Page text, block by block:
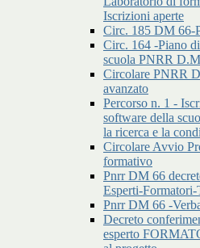
Iscrizioni aperte
Circ. 185 DM 66-
Circ. 164 -Piano
scuola PNRR
Circolare PNRR
avanzato
Percorso n. 1 -
software della
la ricerca e la
Circolare Avvio
formativo
Pnrr DM 66
Esperti-Formatori-
Pnrr DM 66 -
Decreto
esperto